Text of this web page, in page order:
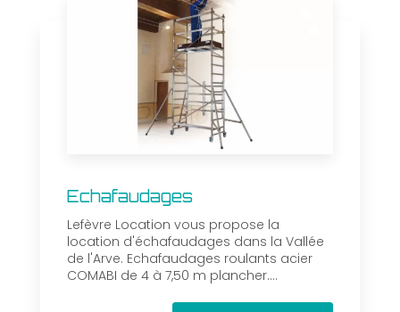
Echafaudages
Lefèvre Location vous propose la
location d'échafaudages dans la Vallée
de l'Arve. Echafaudages roulants acier
COMABI de 4 à 7,50 m plancher....